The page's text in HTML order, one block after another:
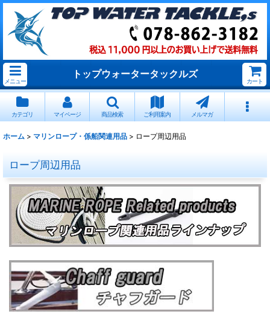
メニュー
トップウォータータックルズ
カート
カテゴリ マイページ 商品検索 ご利用案内 メルマガ
ホーム > マリンロープ・係船関連用品 > ロープ周辺用品
ロープ周辺用品